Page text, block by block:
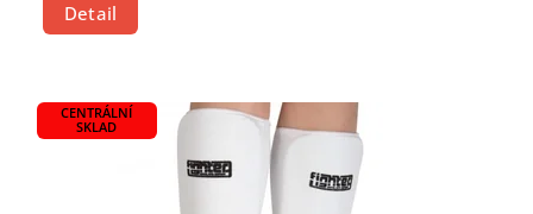
Detail
CENTRÁLNÍ
SKLAD